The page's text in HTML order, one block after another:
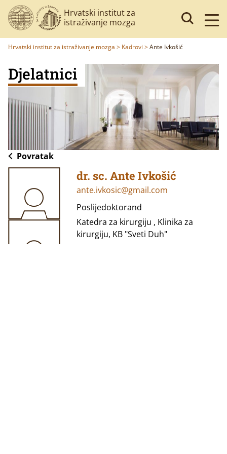
Hrvatski institut za
istraživanje mozga
Hrvatski institut za istraživanje mozga > Kadrovi >Ante Ivkošić
Djelatnici
Povratak
dr. sc. Ante Ivkošić
ante.ivkosic@gmail.com
Poslijedoktorand
Katedra za kirurgiju , Klinika za
kirurgiju, KB "Sveti Duh"